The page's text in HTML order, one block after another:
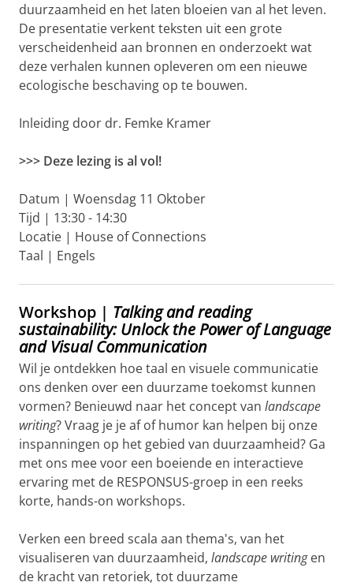
duurzaamheid en het laten bloeien van al het leven.
De presentatie verkent teksten uit een grote
verscheidenheid aan bronnen en onderzoekt wat
deze verhalen kunnen opleveren om een ​​nieuwe
ecologische beschaving op te bouwen.
Inleiding door dr. Femke Kramer
>>> Deze lezing is al vol!
Datum | Woensdag 11 Oktober
Tijd | 13:30 - 14:30
Locatie | House of Connections
Taal | Engels
Workshop | Talking and reading
sustainability: Unlock the Power of Language
and Visual Communication
Wil je ontdekken hoe taal en visuele communicatie
ons denken over een duurzame toekomst kunnen
vormen? Benieuwd naar het concept van landscape
writing? Vraag ​​je je af of humor kan helpen bij onze
inspanningen op het gebied van duurzaamheid? Ga
met ons mee voor een boeiende en interactieve
ervaring met de RESPONSUS-groep in een reeks
korte, hands-on workshops.
Verken een breed scala aan thema's, van het
visualiseren van duurzaamheid, landscape writingen
de kracht van retoriek, tot duurzame